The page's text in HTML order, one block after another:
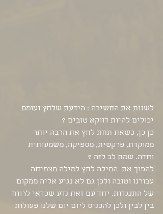
לשנות את החשיבה : הידעת שלחץ ועומס
יכולים להיות דווקא טובים ?
כן כן, כשאת תחת לחץ את הרבה יותר
ממוקדת, פרקטית, מספיקה, משמעותית
וחדה. שמת לב לזה ?
להפוך את  המילה לחץ למילה מצמיחה
עבורנו וטובה ולכן גם לא נגיע אליה ממקום
של התנגדות. יחד עם זאת נדע שכדאי לרווח
בין לבין ולכן להכניס ליום יום שלנו פעולות